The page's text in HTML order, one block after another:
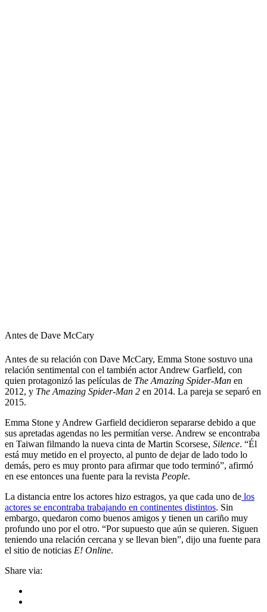
Antes de Dave McCary
Antes de su relación con Dave McCary, Emma Stone sostuvo una
relación sentimental con el también actor Andrew Garfield, con
quien protagonizó las películas de The Amazing Spider-Man en
2012, y The Amazing Spider-Man 2 en 2014. La pareja se separó en
2015.
Emma Stone y Andrew Garfield decidieron separarse debido a que
sus apretadas agendas no les permitían verse. Andrew se encontraba
en Taiwan filmando la nueva cinta de Martin Scorsese, Silence. “Él
está muy metido en el proyecto, al punto de dejar de lado todo lo
demás, pero es muy pronto para afirmar que todo terminó”, afirmó
en ese entonces una fuente para la revista People.
La distancia entre los actores hizo estragos, ya que cada uno de los
actores se encontraba trabajando en continentes distintos. Sin
embargo, quedaron como buenos amigos y tienen un cariño muy
profundo uno por el otro. “Por supuesto que aún se quieren. Siguen
teniendo una relación cercana y se llevan bien”, dijo una fuente para
el sitio de noticias E! Online.
Share via: